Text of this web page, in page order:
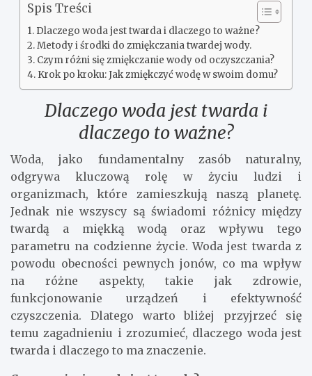
Spis Treści
Dlaczego woda jest twarda i dlaczego to ważne?
Metody i środki do zmiękczania twardej wody.
Czym różni się zmiękczanie wody od oczyszczania?
Krok po kroku: Jak zmiękczyć wodę w swoim domu?
Dlaczego woda jest twarda i
dlaczego to ważne?
Woda, jako fundamentalny zasób naturalny,
odgrywa kluczową rolę w życiu ludzi i
organizmach, które zamieszkują naszą planetę.
Jednak nie wszyscy są świadomi różnicy między
twardą a miękką wodą oraz wpływu tego
parametru na codzienne życie. Woda jest twarda z
powodu obecności pewnych jonów, co ma wpływ
na różne aspekty, takie jak zdrowie,
funkcjonowanie urządzeń i efektywność
czyszczenia. Dlatego warto bliżej przyjrzeć się
temu zagadnieniu i zrozumieć, dlaczego woda jest
twarda i dlaczego to ma znaczenie.